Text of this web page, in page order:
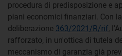
procedura di predisposizione e
piani economici finanziari. Con la
deliberazione 363/2021/R/rif,
rafforzato, in un'ottica di tutela
meccanismo di garanzia già